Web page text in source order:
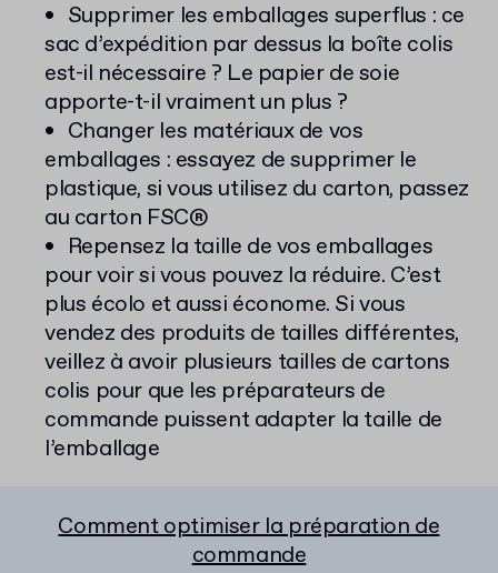
Supprimer les emballages superflus : ce
sac d’expédition par dessus la boîte colis
est-il nécessaire ? Le papier de soie
apporte-t-il vraiment un plus ?
Changer les matériaux de vos
emballages : essayez de supprimer le
plastique, si vous utilisez du carton, passez
au carton FSC®
Repensez la taille de vos emballages
pour voir si vous pouvez la réduire. C’est
plus écolo et aussi économe. Si vous
vendez des produits de tailles différentes,
veillez à avoir plusieurs tailles de cartons
colis pour que les préparateurs de
commande puissent adapter la taille de
l’emballage
Comment optimiser la préparation de
commande